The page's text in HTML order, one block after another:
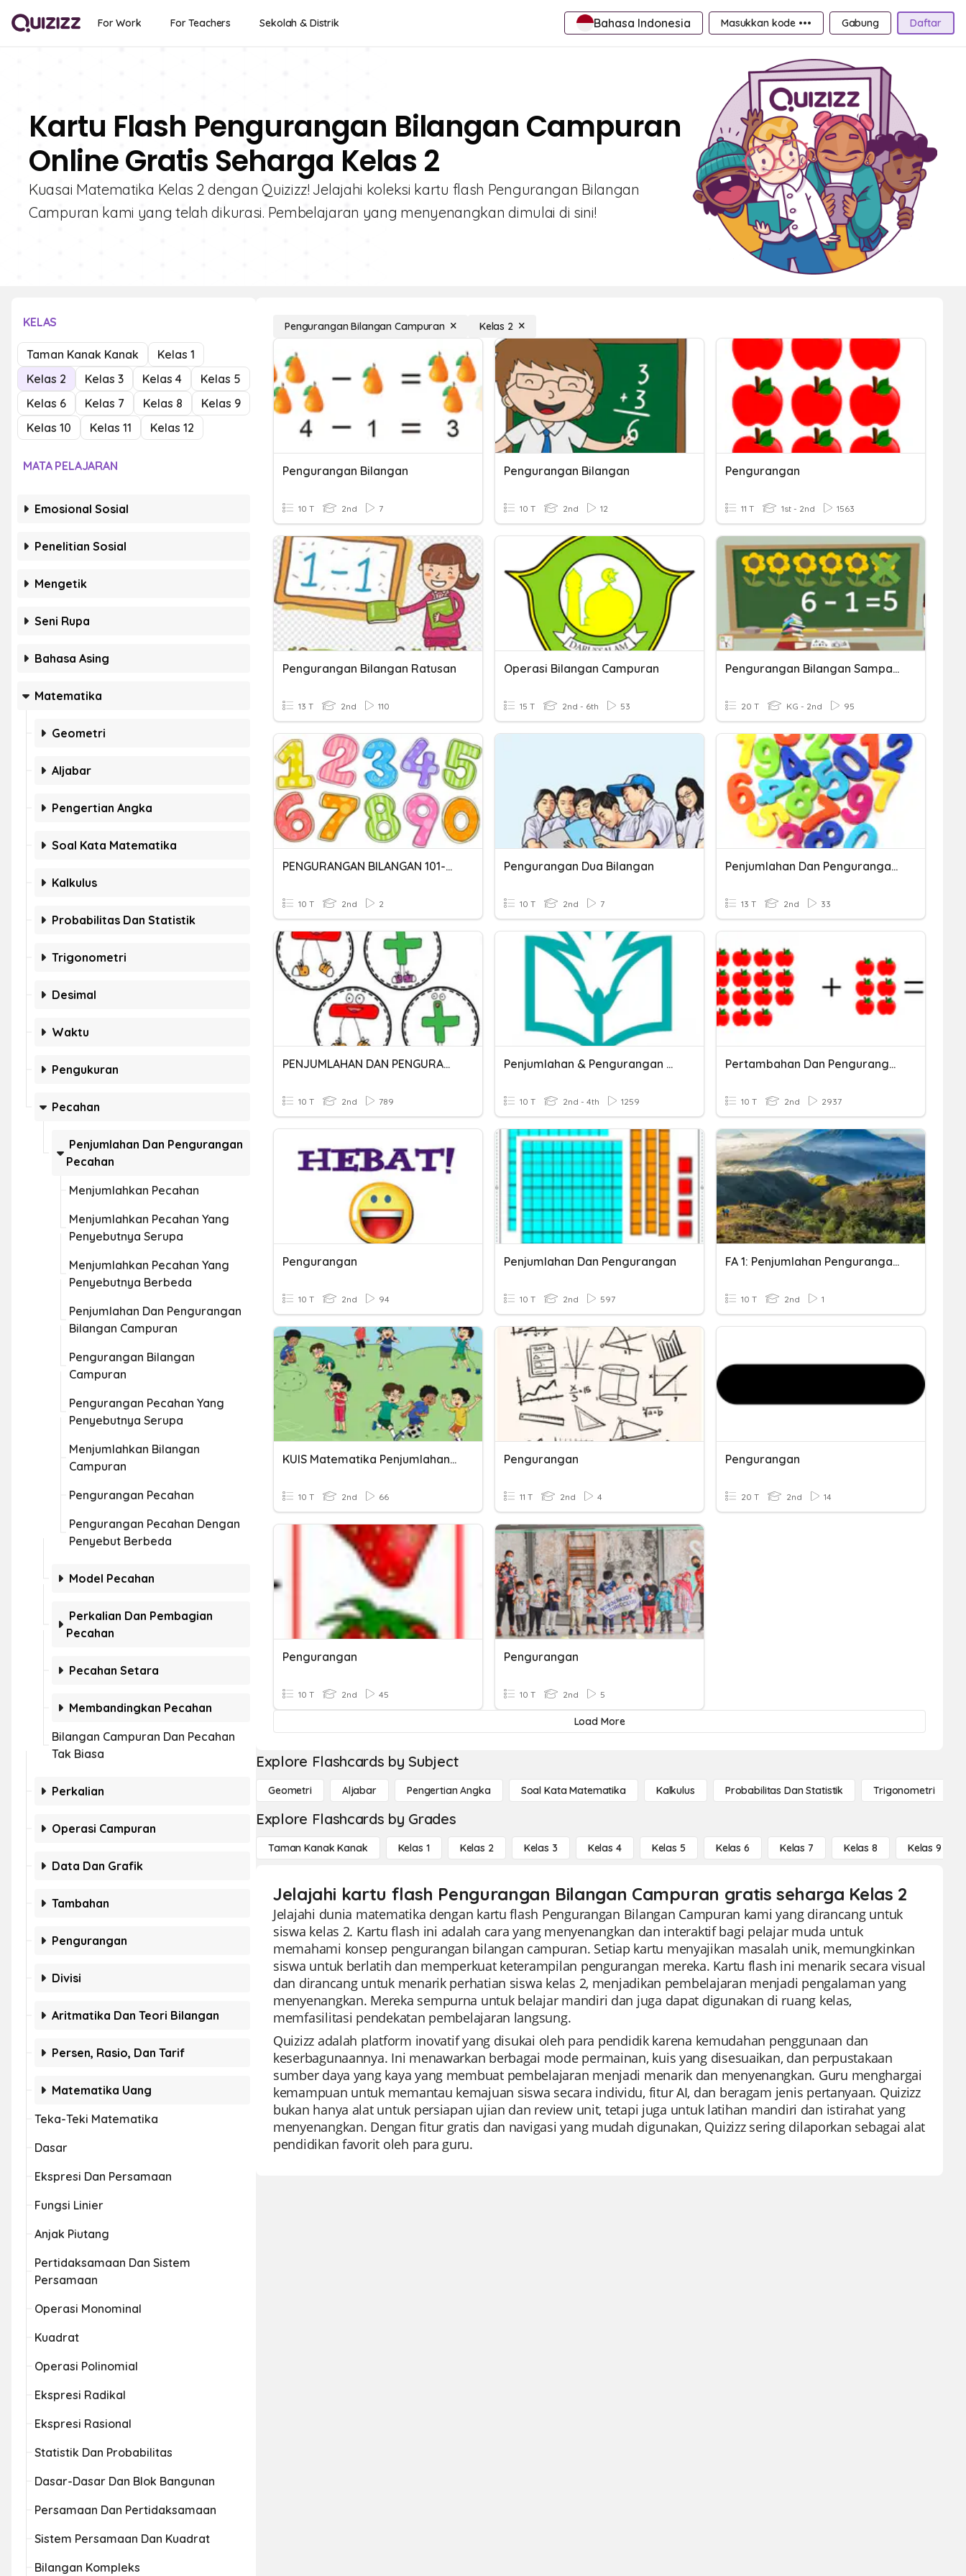
For Work For Teachers Sekolah & Distrik Bahasa Indonesia Masukkan kode ••• Gabung Daftar
Kartu Flash Pengurangan Bilangan Campuran
Online Gratis Seharga Kelas 2
Kuasai Matematika Kelas 2 dengan Quizizz! Jelajahi koleksi kartu flash Pengurangan Bilangan
Campuran kami yang telah dikurasi. Pembelajaran yang menyenangkan dimulai di sini!
KELAS
Taman Kanak Kanak
Kelas 1
Kelas 2
Kelas 3 Kelas 4
Kelas 5
Kelas 6
Kelas 7 Kelas 8
Kelas 9
Kelas 10
Kelas 11 Kelas 12
MATA PELAJARAN
Emosional Sosial
Penelitian Sosial
Mengetik
Seni Rupa
Bahasa Asing
Matematika
Geometri
Aljabar
Pengertian Angka
Soal Kata Matematika
Kalkulus
Probabilitas Dan Statistik
Trigonometri
Desimal
Waktu
Pengukuran
Pecahan
Penjumlahan Dan Pengurangan
Pecahan
Menjumlahkan Pecahan
Menjumlahkan Pecahan Yang
Penyebutnya Serupa
Menjumlahkan Pecahan Yang
Penyebutnya Berbeda
Penjumlahan Dan Pengurangan
Bilangan Campuran
Pengurangan Bilangan
Campuran
Pengurangan Pecahan Yang
Penyebutnya Serupa
Menjumlahkan Bilangan
Campuran
Pengurangan Pecahan
Pengurangan Pecahan Dengan
Penyebut Berbeda
Model Pecahan
Perkalian Dan Pembagian
Pecahan
Pecahan Setara
Membandingkan Pecahan
Bilangan Campuran Dan Pecahan
Tak Biasa
Perkalian
Operasi Campuran
Data Dan Grafik
Tambahan
Pengurangan
Divisi
Aritmatika Dan Teori Bilangan
Persen, Rasio, Dan Tarif
Matematika Uang
Teka-Teki Matematika
Dasar
Ekspresi Dan Persamaan
Fungsi Linier
Anjak Piutang
Pertidaksamaan Dan Sistem
Persamaan
Operasi Monominal
Kuadrat
Operasi Polinomial
Ekspresi Radikal
Ekspresi Rasional
Statistik Dan Probabilitas
Dasar-Dasar Dan Blok Bangunan
Persamaan Dan Pertidaksamaan
Sistem Persamaan Dan Kuadrat
Bilangan Kompleks
Pengurangan Bilangan Campuran Kelas 2
Pengurangan Bilangan
10 T 2nd 7
Pengurangan Bilangan
10 T 2nd 12
Pengurangan
11 T 1st - 2nd 1563
Pengurangan Bilangan Ratusan
13 T 2nd 110
Operasi Bilangan Campuran
15 T 2nd - 6th 53
Pengurangan Bilangan Sampai 20
20 T KG - 2nd 95
PENGURANGAN BILANGAN 101-500
10 T 2nd 2
Pengurangan Dua Bilangan
10 T 2nd 7
Penjumlahan Dan Pengurangan Bilangan Cacah
13 T 2nd 33
PENJUMLAHAN DAN PENGURANGAN
10 T 2nd 789
Penjumlahan & Pengurangan Ribuan
10 T 2nd - 4th 1259
Pertambahan Dan Pengurangan
10 T 2nd 2937
Pengurangan
10 T 2nd 94
Penjumlahan Dan Pengurangan
10 T 2nd 597
FA 1: Penjumlahan Pengurangan Bilangan Asli
10 T 2nd 1
KUIS Matematika Penjumlahan Dan Pengurangan Bilangan
10 T 2nd 66
Pengurangan
11 T 2nd 4
Pengurangan
20 T 2nd 14
Pengurangan
10 T 2nd 45
Pengurangan
10 T 2nd 5
Load More
Explore Flashcards by Subject
Geometri Aljabar Pengertian Angka Soal Kata Matematika Kalkulus Probabilitas Dan Statistik Trigonometri
Explore Flashcards by Grades
Taman Kanak Kanak Kelas 1 Kelas 2 Kelas 3 Kelas 4 Kelas 5 Kelas 6 Kelas 7 Kelas 8 Kelas 9
Jelajahi kartu flash Pengurangan Bilangan Campuran gratis seharga Kelas 2
Jelajahi dunia matematika dengan kartu flash Pengurangan Bilangan Campuran kami yang dirancang untuk
siswa kelas 2. Kartu flash ini adalah cara yang menyenangkan dan interaktif bagi pelajar muda untuk
memahami konsep pengurangan bilangan campuran. Setiap kartu menyajikan masalah unik, memungkinkan
siswa untuk berlatih dan memperkuat keterampilan pengurangan mereka. Kartu flash ini menarik secara visual
dan dirancang untuk menarik perhatian siswa kelas 2, menjadikan pembelajaran menjadi pengalaman yang
menyenangkan. Mereka sempurna untuk belajar mandiri dan juga dapat digunakan di ruang kelas,
memfasilitasi pendekatan pembelajaran langsung.
Quizizz adalah platform inovatif yang disukai oleh para pendidik karena kemudahan penggunaan dan
keserbagunaannya. Ini menawarkan berbagai mode permainan, kuis yang disesuaikan, dan perpustakaan
sumber daya yang kaya yang membuat pembelajaran menjadi menarik dan menyenangkan. Guru menghargai
kemampuan untuk memantau kemajuan siswa secara individu, fitur AI, dan beragam jenis pertanyaan. Quizizz
bukan hanya alat untuk persiapan ujian dan review unit, tetapi juga untuk latihan mandiri dan istirahat yang
menyenangkan. Dengan fitur gratis dan navigasi yang mudah digunakan, Quizizz sering dilaporkan sebagai alat
pendidikan favorit oleh para guru.